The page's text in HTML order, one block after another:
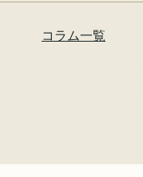
コラム一覧